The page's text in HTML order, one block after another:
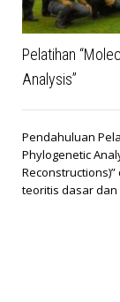
Pelatihan
Analysis”
Pendahuluan
Phylogenetic
teoritis dasar dan